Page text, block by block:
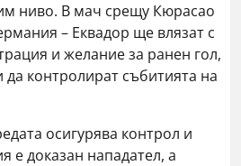
ниво. В мач срещу Кюрасао
– Еквадор ще влязат с
и желание за ранен гол,
контролират събитията на
осигурява контрол и
е доказан нападател, а